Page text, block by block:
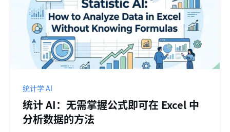
统计学 AI
统计 AI：无需掌握公式即可在 Excel 中
分析数据的方法